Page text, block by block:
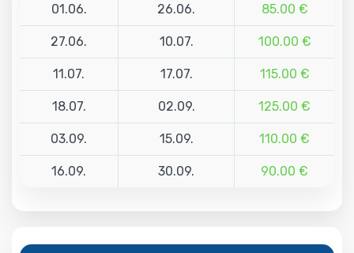
01.06. 26.06. 85.00 €
27.06. 10.07. 100.00 €
11.07. 17.07. 115.00 €
18.07. 02.09. 125.00 €
03.09. 15.09. 110.00 €
16.09. 30.09. 90.00 €